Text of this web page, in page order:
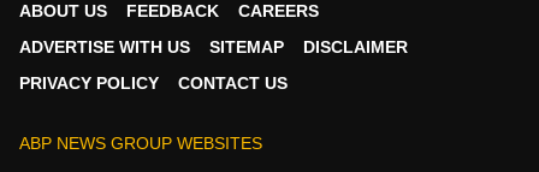
Show Quick Read
ABOUT US FEEDBACK
CAREERS
ADVERTISE WITH US
SITEMAP
DISCLAIMER
PRIVACY POLICY
CONTACT US
ABP NEWS GROUP WEBSITES